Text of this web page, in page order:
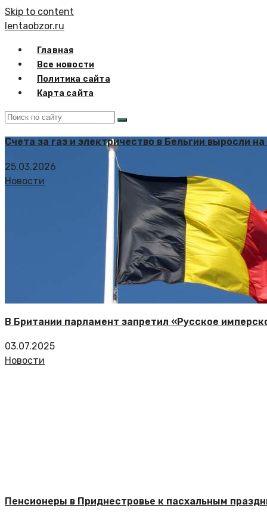
Skip to content
lentaobzor.ru
Главная
Все новости
Политика сайта
Карта сайта
Счета за газ и электричество в Бельгии выросли
25.03.2026
Новости
В Британии парламент запретил «Русское
03.07.2025
Новости
Пенсионеры в Приднестровье к пасхальным